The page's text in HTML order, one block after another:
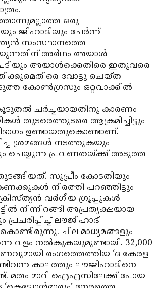
ഒരു
ജിഹാദിയും ചേര്‍ന്ന്
സംസ്ഥാനത്തെ
അര്‍ഥം അയാള്‍
അയാള്‍ക്കെതിരെ ഇതുവരെ
വോട്ടു ചെയ്ത
കോണ്‍ഗ്രസും ഒറ്റവാക്കില്‍
കൂടുതല്‍ ചര്‍ച്ചയായതിനു കാരണം
തുടരെത്തുടരെ ആക്രമിച്ചിട്ടും
ഉണ്ടായതുകൊണ്ടാണ്.
ശ്രമങ്ങള്‍ നടത്തുകയും
ചെയ്യുന്ന പ്രവണതയ്ക്ക് അടുത്ത
തുടങ്ങിയത്. സുപ്രീം കോടതിയും
കണക്കുകള്‍ നിരത്തി പറഞ്ഞിട്ടും
വര്‍ഗീയ ഗ്രൂപ്പുകള്‍
നിന്നിറങ്ങി അപ്രത്യക്ഷയായ
ലൗജിഹാദ്
ചില മാധ്യമങ്ങളും
വളം നല്‍കുകയുമുണ്ടായി. 32,000
രംഗത്തെത്തിയ ‘ദ കേരള
കാലത്തും ലൗജിഹാദിനെ
മതം മാറി ഐഎസിലേക്ക് പോയ